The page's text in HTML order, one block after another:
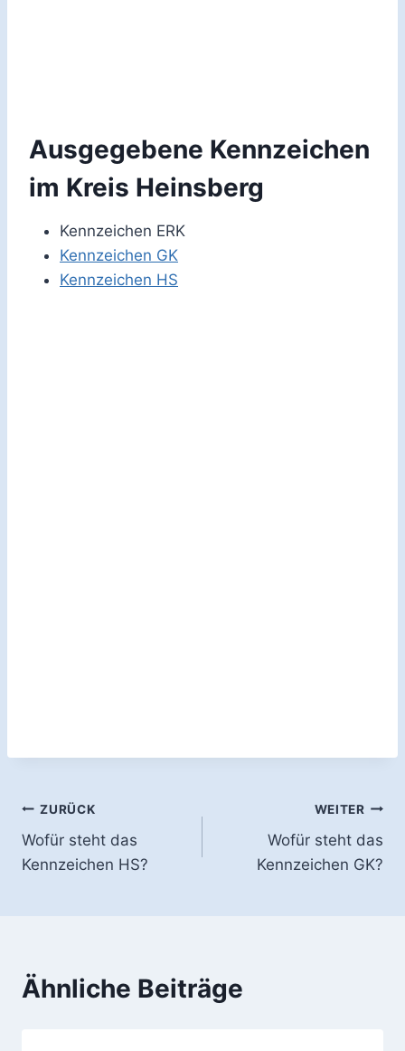
Ausgegebene Kennzeichen
im Kreis Heinsberg
Kennzeichen ERK
Kennzeichen GK
Kennzeichen HS
Beitragsnavigation
ZURÜCK
Wofür steht das
Kennzeichen HS?
WEITER
Wofür steht das
Kennzeichen GK?
Ähnliche Beiträge